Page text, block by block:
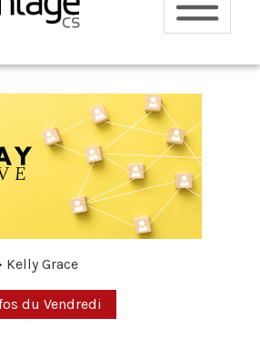
Kelly Grace
du Vendredi